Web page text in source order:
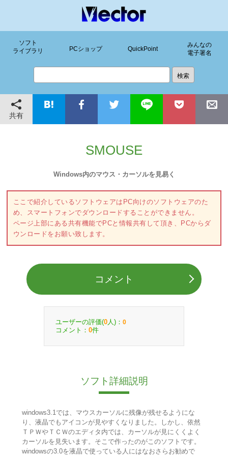
ソフト
ライブラリ
PCショップ QuickPoint
みんなの
電子署名
共有
SMOUSE
Windows内のマウス・カーソルを見易く
ここで紹介しているソフトウェアはPC向けのソフトウェアのた
め、スマートフォンでダウンロードすることができません。
ページ上部にある共有機能でPCと情報共有して頂き、PCからダ
ウンロードをお願い致します。
コメント
ユーザーの評価(0 人)： 0
コメント： 0件
ソフト詳細説明
windows3.1では、マウスカーソルに残像が残せるようにな
り、液晶でもアイコンが見やすくなりました。しかし、依然
ＴＰＷやＴＣＷのエディタ内では、カーソルが見にくくよく
カーソルを見失います。そこで作ったのがこのソフトです。
windowsの3.0を液晶で使っている人にはなおさらお勧めで